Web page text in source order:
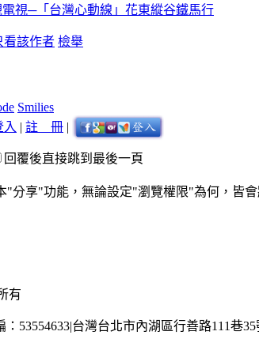
電視─「台灣心動線」花東縱谷鐵馬行
看該作者 檢舉
Smilies
入 | 註 冊 |
回覆後直接跳到最後一頁
，無論設定"瀏覽權限"為何，皆會將
有
：53554633|台灣台北市內湖區行善路111巷35